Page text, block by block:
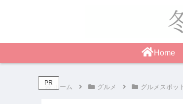
Home
PR
ホーム グルメ グルメスポッ